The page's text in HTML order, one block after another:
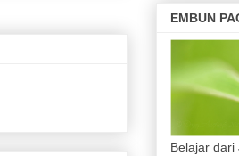
EMBUN
Belajar dari